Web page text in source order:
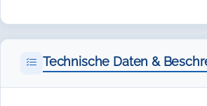
Technische Daten &